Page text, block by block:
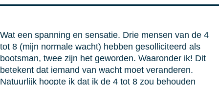
Wat een spanning en sensatie. Drie mensen van de 4
tot 8 (mijn normale wacht) hebben gesolliciteerd als
bootsman, twee zijn het geworden. Waaronder ik! Dit
betekent dat iemand van wacht moet veranderen.
Natuurlijk hoopte ik dat ik de 4 tot 8 zou behouden